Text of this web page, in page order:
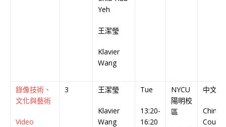
Yeh
王潔瑩
Klavier
Wang
錄像技術、
文化與藝術
Video
3 王潔瑩
Klavier
Wang
Tue
13:20-
16:20
NYCU
陽明校
區
中文授
Cours